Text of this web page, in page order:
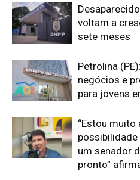
voltam a
sete meses
Petrolina
negócios e
para jovens
“Estou muito
um senador
pronto”